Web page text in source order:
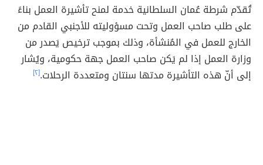
تُقدّم شرطة عُمان السلطانية خدمة لمنح تأشيرة العمل بناءً
على طلب صاحب العمل وتحت مسؤوليته للأجنبي القادم من
الخارج للعمل في المُنشأة، وذلك بموجب ترخيص يَصدر من
وزارة العمل إذا لم يَكن صاحب العمل جهة حكومية، ويُشار
إلى أنّ هذه التأشيرة مدتها سنتان ومتعددة الرحلات.[٢]